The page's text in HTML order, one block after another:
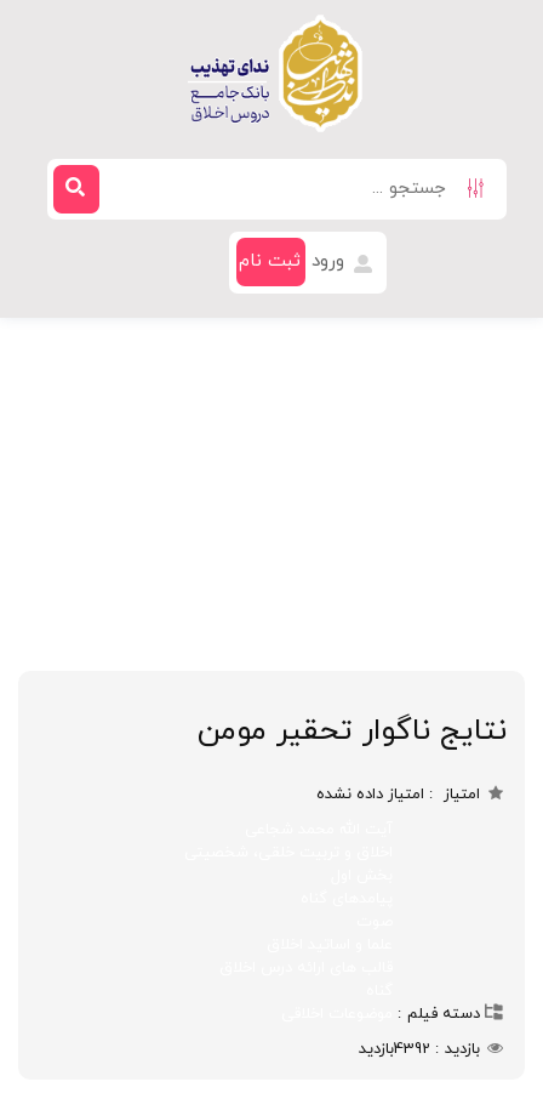
ورود ثبت نام
نتایج ناگوار تحقیر مومن
امتیاز امتیاز داده نشده
دسته فیلم
بازدید
4392بازدید